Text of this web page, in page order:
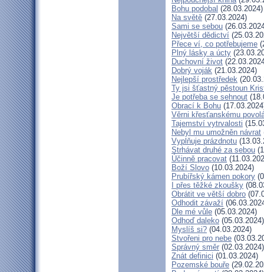
Bohu podobal (28.03.2024)
Na světě (27.03.2024)
Sami se sebou
Největší dědictví
Přece ví, co potřebujeme
Plný lásky a úcty
Duchovní život
Dobrý voják (21.03.2024)
Nejlepší prostředek
Ty jsi šťastný pěstoun
Je potřeba se sehnout
Obrací k Bohu
Věrni křesťanskému
Tajemství vytrvalosti
Nebyl mu umožněn návrat
Vyplňuje prázdnotu
Strhávat druhé za sebou
Účinně pracovat
Boží Slovo (10.03.2024)
Prubířský kámen pokory
I přes těžké zkoušky
Obrátit ve větší dobro
Odhodit závaží
Dle mé vůle (05.03.2024)
Odhoď daleko (05.03.2024)
Myslíš si? (04.03.2024)
Stvořeni pro nebe
Správný směr (02.03.2024)
Znát definici (01.03.2024)
Pozemské bouře